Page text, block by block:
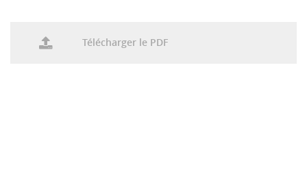
Télécharger le PDF